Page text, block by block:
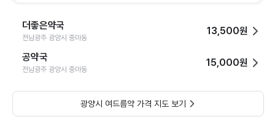
더좋은약국
전남광주 광양시 중마동
13,500원
공약국
전남광주 광양시 중마동
15,000원
광양시 여드름약 가격 지도 보기